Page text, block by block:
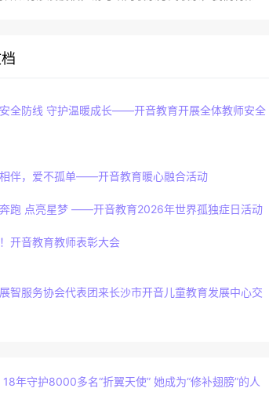
全防线 守护温暖成长——开音教育开展全体教师安全
伴，爱不孤单——开音教育暖心融合活动
跑 点亮星梦 ——开音教育2026年世界孤独症日活动
开音教育教师表彰大会
智服务协会代表团来长沙市开音儿童教育发展中心交
18年守护8000多名“折翼天使” 她成为“修补翅膀”的人